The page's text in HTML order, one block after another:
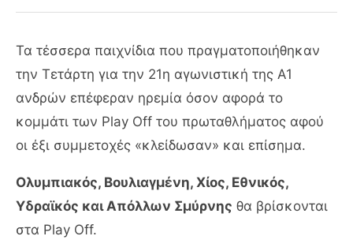
Τα τέσσερα παιχνίδια που πραγματοποιήθηκαν
την Τετάρτη για την 21η αγωνιστική της Α1
ανδρών επέφεραν ηρεμία όσον αφορά το
κομμάτι των Play Off του πρωταθλήματος αφού
οι έξι συμμετοχές «κλείδωσαν» και επίσημα.
Ολυμπιακός, Βουλιαγμένη, Χίος, Εθνικός,
Υδραϊκός και Απόλλων Σμύρνης θα βρίσκονται
στα Play Off.